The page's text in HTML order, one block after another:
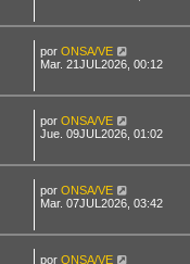
por ONSA/VE
Mar. 21JUL2026, 00:12
por ONSA/VE
Jue. 09JUL2026, 01:02
por ONSA/VE
Mar. 07JUL2026, 03:42
por ONSA/VE